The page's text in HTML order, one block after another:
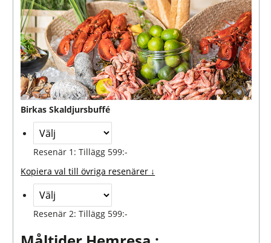
Birkas Skaldjursbuffé
Resenär 1: Tillägg 599:-
Kopiera val till övriga resenärer ↓
Resenär 2: Tillägg 599:-